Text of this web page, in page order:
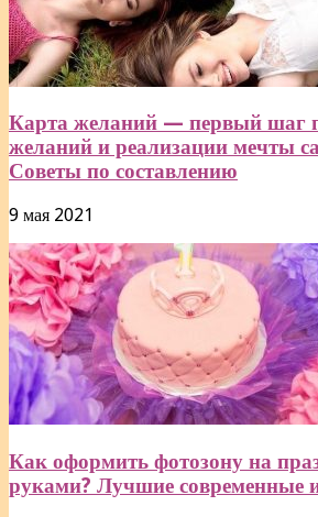
Карта желаний — первый шаг
желаний и реализации мечты
Советы по составлению
9 мая 2021
Как оформить фотозону на
руками? Лучшие современные